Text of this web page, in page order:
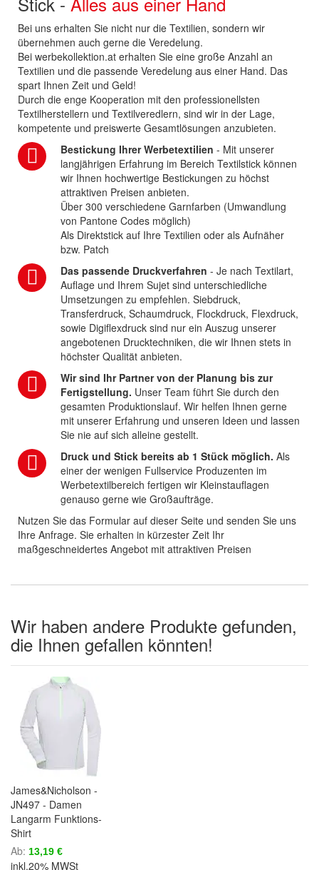
Bei uns erhalten Sie nicht nur die Textilien, sondern wir
übernehmen auch gerne die Veredelung.
Bei werbekollektion.at erhalten Sie eine große Anzahl an
Textilien und die passende Veredelung aus einer Hand. Das
spart Ihnen Zeit und Geld!
Durch die enge Kooperation mit den professionellsten
Textilherstellern und Textilveredlern, sind wir in der Lage,
kompetente und preiswerte Gesamtlösungen anzubieten.
Bestickung Ihrer Werbetextilien - Mit unserer
langjährigen Erfahrung im Bereich Textilstick können
wir Ihnen hochwertige Bestickungen zu höchst
attraktiven Preisen anbieten.
Über 300 verschiedene Garnfarben (Umwandlung
von Pantone Codes möglich)
Als Direktstick auf Ihre Textilien oder als Aufnäher
bzw. Patch
Das passende Druckverfahren - Je nach Textilart,
Auflage und Ihrem Sujet sind unterschiedliche
Umsetzungen zu empfehlen. Siebdruck,
Transferdruck, Schaumdruck, Flockdruck, Flexdruck,
sowie Digiflexdruck sind nur ein Auszug unserer
angebotenen Drucktechniken, die wir Ihnen stets in
höchster Qualität anbieten.
Wir sind Ihr Partner von der Planung bis zur
Fertigstellung. Unser Team führt Sie durch den
gesamten Produktionslauf. Wir helfen Ihnen gerne
mit unserer Erfahrung und unseren Ideen und lassen
Sie nie auf sich alleine gestellt.
Druck und Stick bereits ab 1 Stück möglich. Als
einer der wenigen Fullservice Produzenten im
Werbetextilbereich fertigen wir Kleinstauflagen
genauso gerne wie Großaufträge.
Nutzen Sie das Formular auf dieser Seite und senden Sie uns
Ihre Anfrage. Sie erhalten in kürzester Zeit Ihr
maßgeschneidertes Angebot mit attraktiven Preisen
Wir haben andere Produkte gefunden,
die Ihnen gefallen könnten!
James&Nicholson -
JN497 - Damen
Langarm Funktions-
Shirt
Ab 13,19 €
inkl.20% MWSt